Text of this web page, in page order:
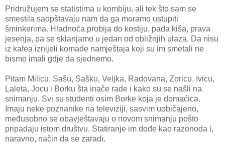
Pridružujem se statistima u kombiju, ali tek što sam se
smestila saopštavaju nam da ga moramo ustupiti
šminkerima. Hladnoća probija do kostiju, pada kiša, prava
jesenja, pa se sklanjamo u jedan od obližnjih ulaza. Da nisu
iz kafea iznijeli komade namještaja koji su im smetali ne
bismo imali gdje da sjednemo.
Pitam Milicu, Sašu, Sašku, Veljka, Radovana, Zoricu, Ivicu,
Laleta, Jocu i Borku šta inače rade i kako su se našli na
snimanju. Svi su studenti osim Borke koja je domaćica.
Imaju neke poznanike na televiziji, sasvim uobičajeno,
međusobno se obavještavaju o novom snimanju pošto
pripadaju istom društvu. Statiranje im dođe kao razonoda i,
naravno, način da se zaradi.